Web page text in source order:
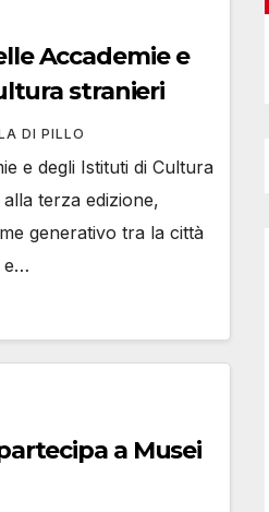
Accademie e
stranieri
DI PILLO
e degli Istituti di Cultura
terza edizione,
generativo tra la città
e…
a Musei